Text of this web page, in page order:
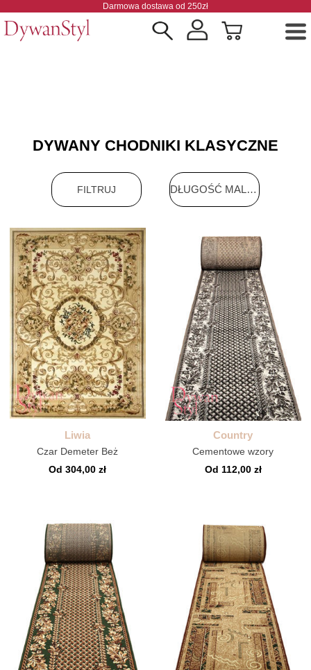
Darmowa dostawa od 250zł
DYWANY CHODNIKI KLASYCZNE
FILTRUJ DŁUGOŚĆ MALEJĄCO
Liwia
Czar Demeter Beż
Od 304,00 zł
Country
Cementowe wzory
Od 112,00 zł